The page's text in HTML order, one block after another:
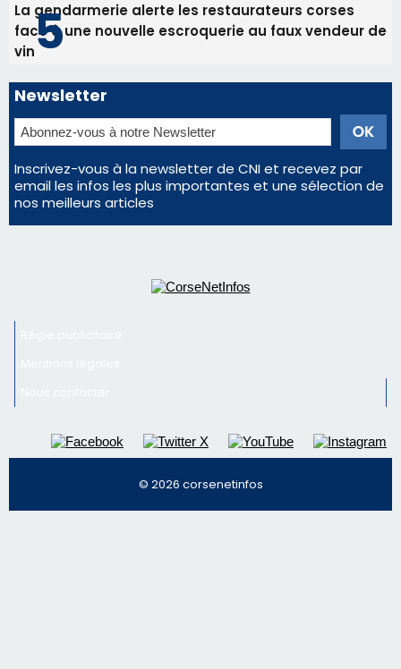
La gendarmerie alerte les restaurateurs corses
face à une nouvelle escroquerie au faux vendeur de
vin
Newsletter
Inscrivez-vous à la newsletter de CNI et recevez par
email les infos les plus importantes et une sélection de
nos meilleurs articles
© 2026 corsenetinfos